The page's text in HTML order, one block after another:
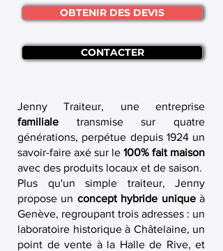
OBTENIR DES DEVIS
CONTACTER
Jenny Traiteur, une entreprise
familiale transmise sur quatre
générations, perpétue depuis 1924 un
savoir-faire axé sur le 100% fait maison
avec des produits locaux et de saison.
Plus qu'un simple traiteur, Jenny
propose un concept hybride uniqueà
Genève, regroupant trois adresses : un
laboratoire historique à Châtelaine, un
point de vente à la Halle de Rive, et